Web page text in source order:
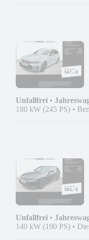
Unfallfrei •
180 kW (245 PS) •
Unfallfrei •
140 kW (190 PS) •